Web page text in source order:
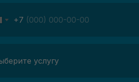
+7